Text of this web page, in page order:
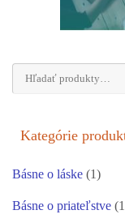
Hľadať:
Kategórie
Básne o láske (1)
Básne o priateľstve